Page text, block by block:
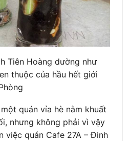
Tiên Hoàng dường như
thuộc của hầu hết giới
quán vỉa hè nằm khuất
nhưng không phải vì vậy
việc quán Cafe 27A – Đinh